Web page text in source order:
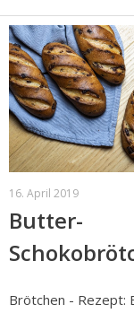
16. April 2019
Butter-
Brötchen - Rezept: